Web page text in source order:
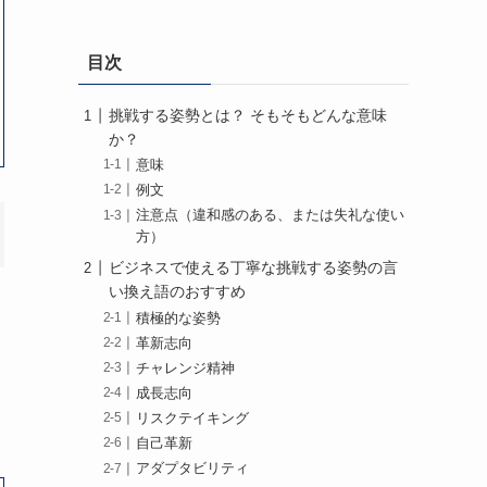
目次
挑戦する姿勢とは？ そもそもどんな意味
か？
意味
例文
注意点（違和感のある、または失礼な使い
方）
ビジネスで使える丁寧な挑戦する姿勢の言
い換え語のおすすめ
積極的な姿勢
革新志向
チャレンジ精神
成長志向
リスクテイキング
自己革新
アダプタビリティ